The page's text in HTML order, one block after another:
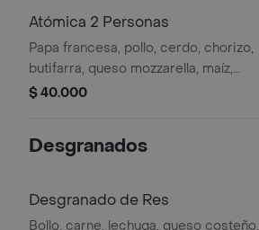
Atómica 2 Personas
Papa francesa, pollo, cerdo, chorizo,
butifarra, queso mozzarella, maíz,
tocineta, queso cheddar.
$ 40.000
Desgranados
Desgranado de Res
Bollo, carne, lechuga, queso costeño,